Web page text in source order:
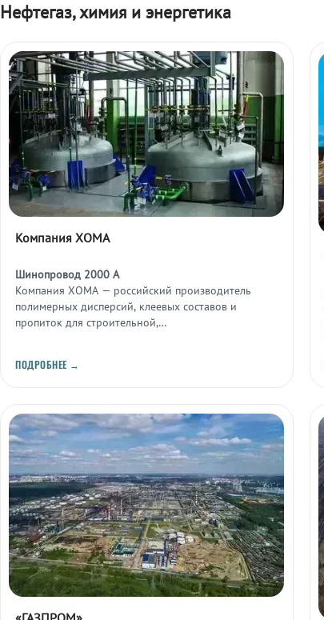
Нефтегаз, химия и энергетика
Компания ХОМА
Шинопровод 2000 А
Компания ХОМА — российский производитель
полимерных дисперсий, клеевых составов и
пропиток для строительной,
ПОДРОБНЕЕ →